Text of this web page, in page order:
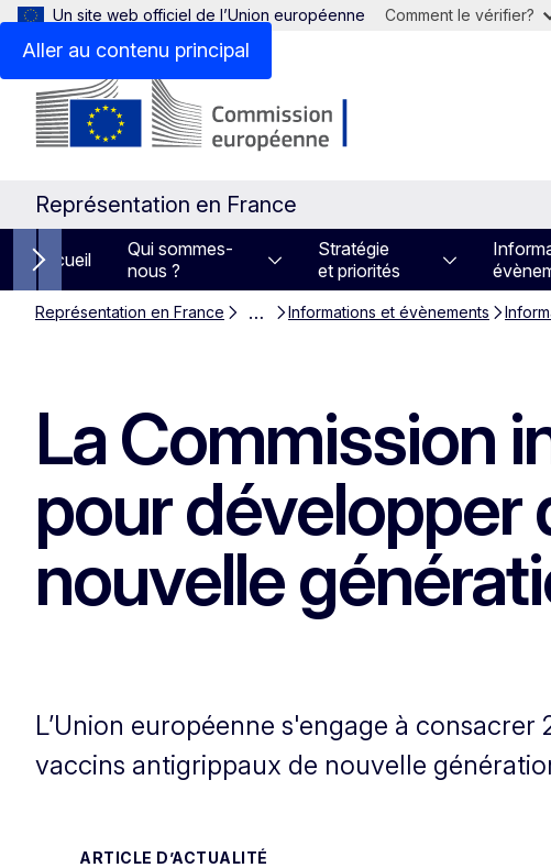
Aller au contenu principal
Un site web officiel de l’Union européenne Comment le vérifier?
Représentation en France
Next items
Accueil
Qui sommes-
nous ?
Stratégie
et priorités
Représentation en France … Informations et évènements
La Commission
pour développer
nouvelle
L’Union européenne s'engage à
vaccins antigrippaux de nouvelle
ARTICLE D’ACTUALITÉ